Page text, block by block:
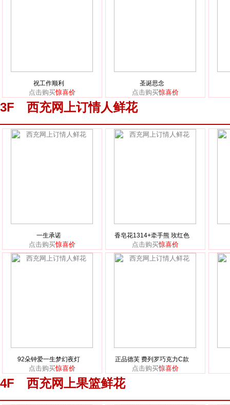
祝工作顺利
点击购买惊喜价
圣诞思念
点击购买惊喜价
3F 西充网上订情人鲜花
一生承诺
点击购买惊喜价
香皂花1314+牵手熊 玫红色
点击购买惊喜价
92朵钟爱一生梦幻夜灯
点击购买惊喜价
正品德芙 费列罗巧克力C款
点击购买惊喜价
4F 西充网上果篮鲜花